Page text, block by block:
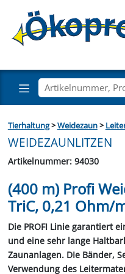
Tierhaltung>Weidezaun>
WEIDEZAUNLITZEN
Artikelnummer: 94030
(400 m) Profi
TriC, 0,21 Ohm/
Die PROFI Linie garantiert
und eine sehr lange
Zaunanlagen. DIe Bänder,
Verwendung des